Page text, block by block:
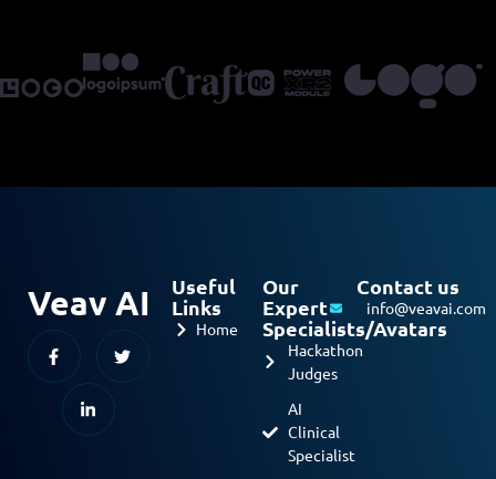
Veav AI
Useful
Links
Home
Our
Expert
Specialists/Avatars
Hackathon
Judges
AI
Clinical
Specialist
Contact us
info@veavai.com